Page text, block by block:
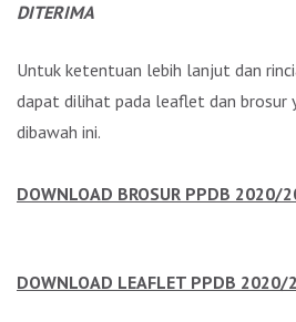
DITERIMA
Untuk ketentuan lebih lanjut dan
dapat dilihat pada leaflet dan brosur
dibawah ini.
DOWNLOAD BROSUR PPDB 2020/
DOWNLOAD LEAFLET PPDB 2020/